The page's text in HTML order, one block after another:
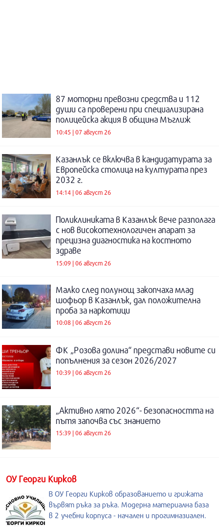
87 моторни превозни средства и 112
души са проверени при специализирана
полицейска акция в община Мъглиж
10:45 | 07 август 26
Казанлък се включва в кандидатурата за
Европейска столица на културата през
2032 г.
14:14 | 06 август 26
Поликлиниката в Казанлък вече разполага
с нов високотехнологичен апарат за
прецизна диагностика на костното
здраве
15:09 | 06 август 26
Малко след полунощ закопчаха млад
шофьор в Казанлък, дал положителна
проба за наркотици
10:08 | 06 август 26
ФК „Розова долина“ представи новите си
попълнения за сезон 2026/2027
10:39 | 06 август 26
„Активно лято 2026“- безопасността на
пътя започва със знанието
15:39 | 06 август 26
ОУ Георги Кирков
В ОУ Георги Кирков образованието и грижата
вървят ръка за ръка. Модерна материална база
в 2 учебни корпуса - начален и прогимназиален.